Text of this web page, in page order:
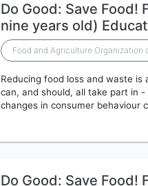
Do Good: Save Food!
nine years old)
Food and Agriculture Organization
Reducing food loss and waste
can, and should, all take part in
changes in consumer behaviour
Do Good: Save Food!